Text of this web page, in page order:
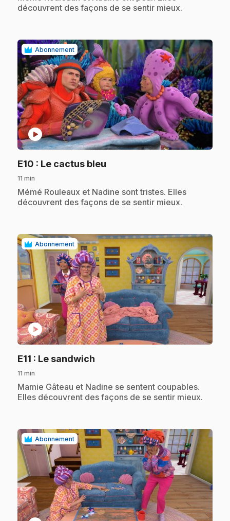
découvrent des façons de se sentir mieux.
Abonnement
play_circle
E10 : Le cactus bleu
11 min
.Mémé Rouleaux et Nadine sont tristes. Elles
découvrent des façons de se sentir mieux.
Abonnement
play_circle
E11 : Le sandwich
11 min
.Mamie Gâteau et Nadine se sentent coupables.
Elles découvrent des façons de se sentir mieux.
Abonnement